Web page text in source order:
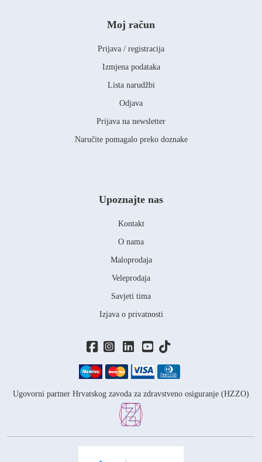
Moj račun
Prijava / registracija
Izmjena podataka
Lista narudžbi
Odjava
Prijava na newsletter
Naručite pomagalo preko doznake
Ugovorni partner Hrvatskog zavoda za zdravstveno osiguranje (HZZO)
Upoznajte nas
Kontakt
O nama
Maloprodaja
Veleprodaja
Savjeti tima
Izjava o privatnosti